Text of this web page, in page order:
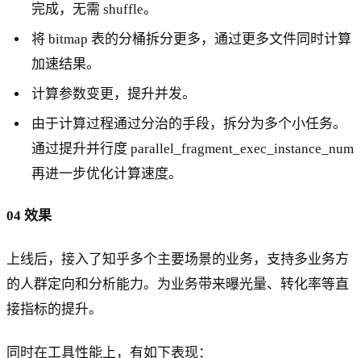
完成，无需 shuffle。
将 bitmap 表的分桶拆分更多，通过更多文件同时计算
加速结果。
计算参数变更，提升并发。
由于计算过程通过分治的手段，拆分为多个小任务。
通过提升并行度 parallel_fragment_exec_instance_num
再进一步优化计算速度。
04 效果
上线后，接入了知乎多个主要场景的业务，支持多业务方
的人群定向和分析能力。为业务带来曝光量、转化率等直
接指标的提升。
同时在工具性能上，有如下表现：